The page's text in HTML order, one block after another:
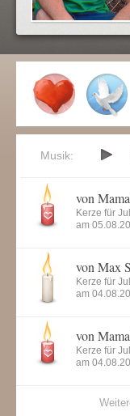
Musik:
von
Kerze für
am
von Max
Kerze für
am
von
Kerze für
am